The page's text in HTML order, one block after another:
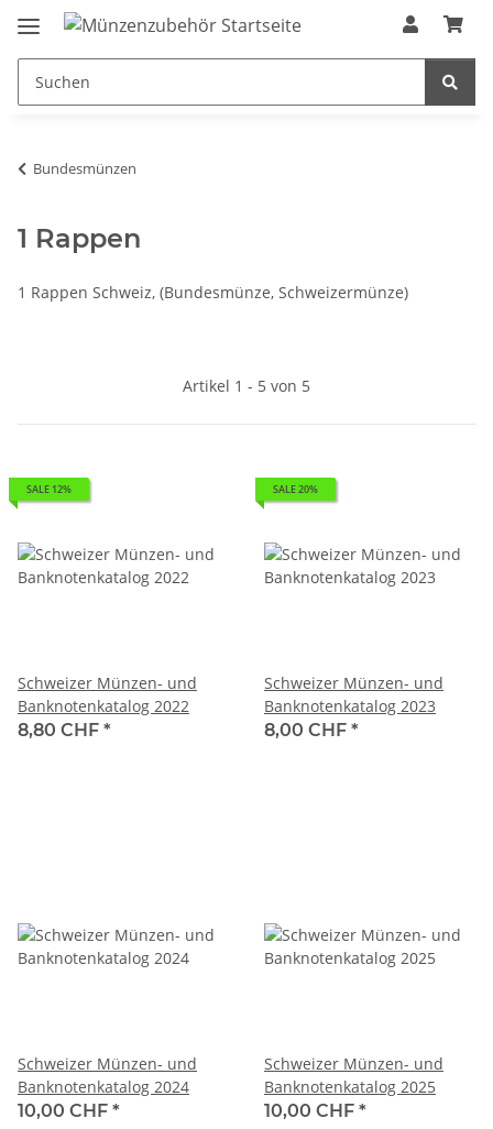
Bundesmünzen
1 Rappen
1 Rappen Schweiz, (Bundesmünze, Schweizermünze)
Artikel 1 - 5 von 5
SALE 12%
Schweizer Münzen- und
Banknotenkatalog 2022
8,80 CHF *
SALE 20%
Schweizer Münzen- und
Banknotenkatalog 2023
8,00 CHF *
Schweizer Münzen- und
Banknotenkatalog 2024
10,00 CHF *
Schweizer Münzen- und
Banknotenkatalog 2025
10,00 CHF *